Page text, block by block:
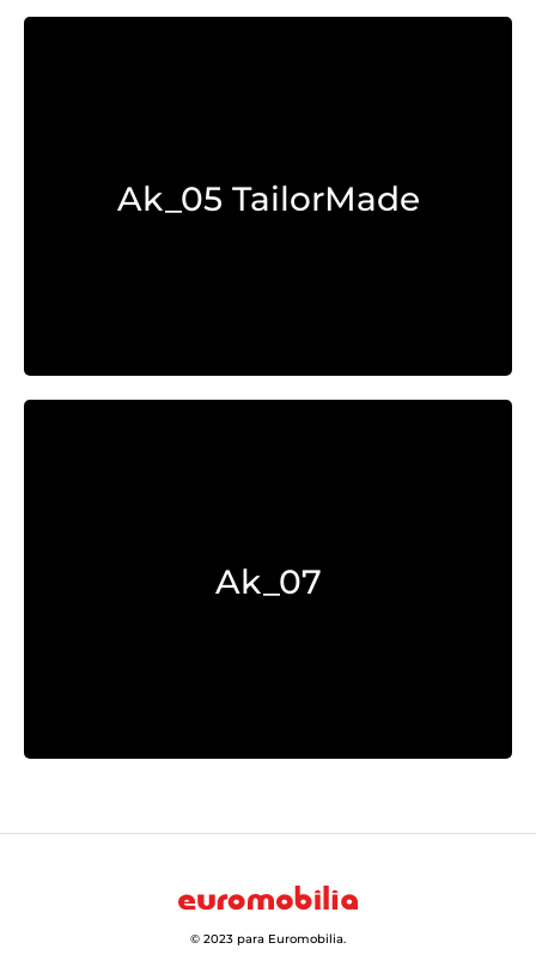
Ak_05 TailorMade
Explorar >
Ak_07
Explorar >
© 2023 para Euromobilia.